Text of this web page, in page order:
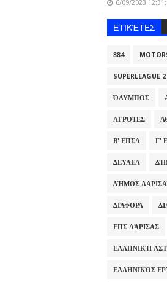
6/09/2023
ΕΤΙΚΈΤΕΣ
884
SUPERLEAGUE 2
ΌΛΥΜΠΟΣ
ΑΓΡΌΤΕΣ
Β' ΕΠΣΛ Γ'
ΔΕΥΑΕΛ
ΔΉΜΟΣ
ΔΙΆΦΟΡΑ
ΕΠΣ ΛΆΡΙΣΑΣ
ΕΛΛΗΝΙΚΉ
ΕΛΛΗΝΙΚΌΣ